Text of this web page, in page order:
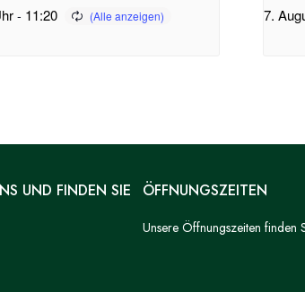
- 11:20 7.
UND FINDEN SIE
ÖFFNUNGSZEITEN
Unsere Öffnungszeiten finden